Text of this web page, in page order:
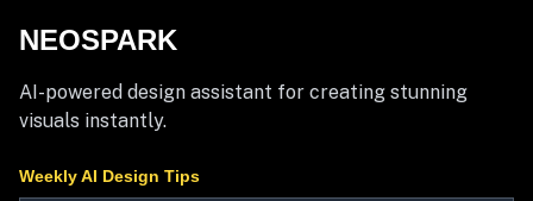
NEOSPARK
AI-powered design assistant for creating stunning
visuals instantly.
Weekly AI Design Tips